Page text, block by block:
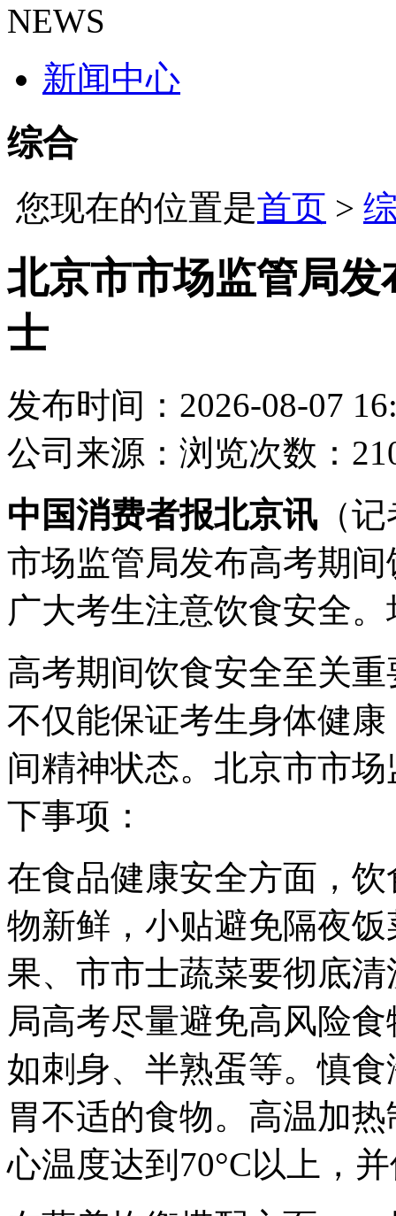
NEWS
新闻中心
综合
您现在的位置是首页 >
北京市市场监管局
士
发布时间：2026-08-07
公司 来源： 浏览次数：
中国消费者报北京讯 （
市场监管局发布高考期
广大考生注意饮食安全。
高考期间饮食安全至关
不仅能保证考生身体健
间精神状态。北京市市
下事项：
在食品健康安全方面，
物新鲜，小贴避免隔夜
果、市市士蔬菜要彻底
局高考尽量避免高风险
如刺身、半熟蛋等。慎
胃不适的食物。高温加
心温度达到70°C以上，